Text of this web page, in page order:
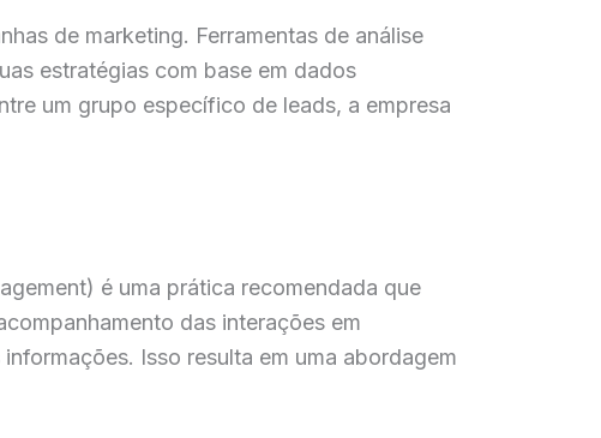
de marketing. Ferramentas de análise
estratégias com base em dados
um grupo específico de leads, a empresa
é uma prática recomendada que
das interações em
Isso resulta em uma abordagem